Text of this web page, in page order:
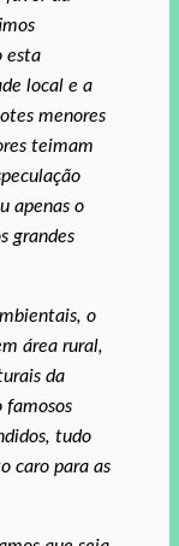
esta
local e a
menores
teimam
apenas o
grandes
o
área rural,
da
famosos
tudo
caro para as